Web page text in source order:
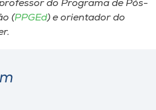
do Programa de Pós-
(PPGEd) e orientador do